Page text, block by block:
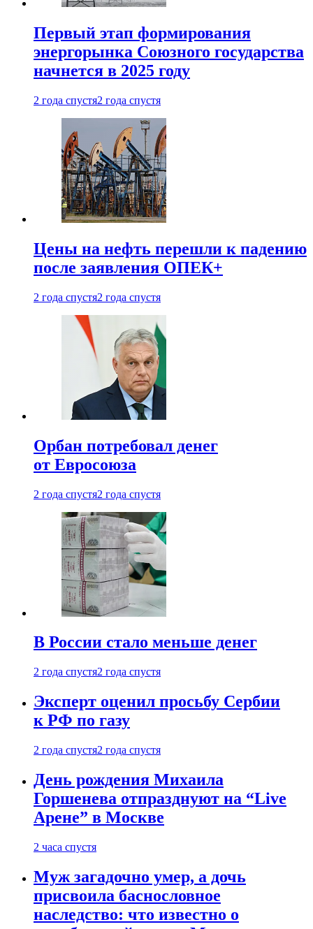
Первый этап формирования
энергорынка Союзного государства
начнется в 2025 году
2 года спустя2 года спустя
Цены на нефть перешли к падению
после заявления ОПЕК+
2 года спустя2 года спустя
Орбан потребовал денег
от Евросоюза
2 года спустя2 года спустя
В России стало меньше денег
2 года спустя2 года спустя
Эксперт оценил просьбу Сербии
к РФ по газу
2 года спустя2 года спустя
День рождения Михаила
Горшенева отпразднуют на “Live
Арене” в Москве
2 часа спустя
Муж загадочно умер, а дочь
присвоила баснословное
наследство: что известно о